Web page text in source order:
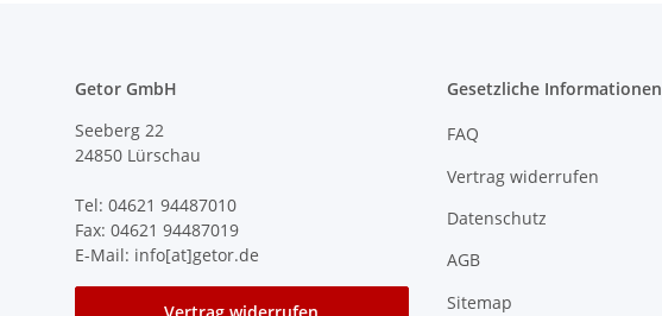
Getor GmbH
Seeberg 22
24850 Lürschau
Tel: 04621 94487010
Fax: 04621 94487019
E-Mail: info[at]getor.de
Gesetzliche Informationen
FAQ
Vertrag widerrufen
Datenschutz
AGB
Sitemap